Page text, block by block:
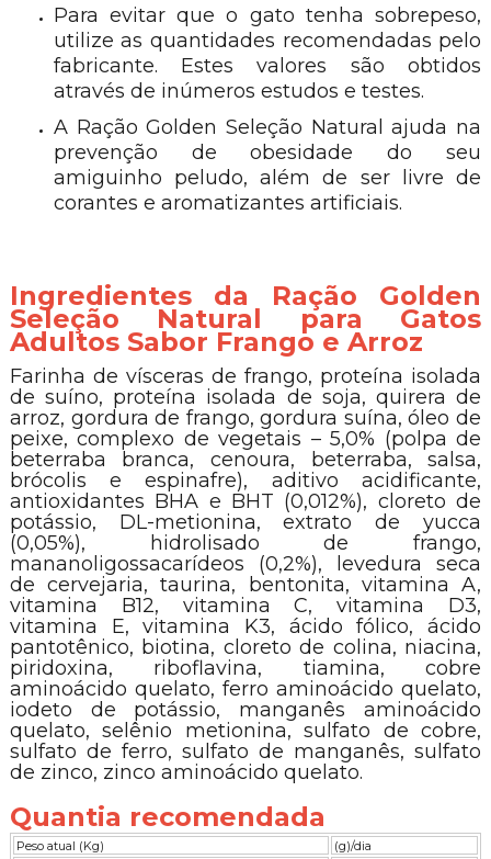
Para evitar que o gato tenha sobrepeso,
utilize as quantidades recomendadas pelo
fabricante. Estes valores são obtidos
através de inúmeros estudos e testes.
A Ração Golden Seleção Natural ajuda na
prevenção de obesidade do seu
amiguinho peludo, além de ser livre de
corantes e aromatizantes artificiais.
Ingredientes da Ração Golden
Seleção Natural para Gatos
Adultos Sabor Frango e Arroz
Farinha de vísceras de frango, proteína isolada
de suíno, proteína isolada de soja, quirera de
arroz, gordura de frango, gordura suína, óleo de
peixe, complexo de vegetais – 5,0% (polpa de
beterraba branca, cenoura, beterraba, salsa,
brócolis e espinafre), aditivo acidificante,
antioxidantes BHA e BHT (0,012%), cloreto de
potássio, DL-metionina, extrato de yucca
(0,05%), hidrolisado de frango,
mananoligossacarídeos (0,2%), levedura seca
de cervejaria, taurina, bentonita, vitamina A,
vitamina B12, vitamina C, vitamina D3,
vitamina E, vitamina K3, ácido fólico, ácido
pantotênico, biotina, cloreto de colina, niacina,
piridoxina, riboflavina, tiamina, cobre
aminoácido quelato, ferro aminoácido quelato,
iodeto de potássio, manganês aminoácido
quelato, selênio metionina, sulfato de cobre,
sulfato de ferro, sulfato de manganês, sulfato
de zinco, zinco aminoácido quelato.
Quantia recomendada
Peso atual (Kg)
(g)/dia